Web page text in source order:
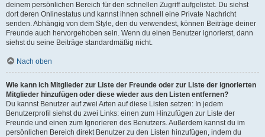
deinem persönlichen Bereich für den schnellen Zugriff aufgelistet. Du siehst
dort deren Onlinestatus und kannst ihnen schnell eine Private Nachricht
senden. Abhängig von dem Style, den du verwendest, können Beiträge deiner
Freunde auch hervorgehoben sein. Wenn du einen Benutzer ignorierst, dann
siehst du seine Beiträge standardmäßig nicht.
Nach oben
Wie kann ich Mitglieder zur Liste der Freunde oder zur Liste der ignorierten
Mitglieder hinzufügen oder diese wieder aus den Listen entfernen?
Du kannst Benutzer auf zwei Arten auf diese Listen setzen: In jedem
Benutzerprofil siehst du zwei Links: einen zum Hinzufügen zur Liste der
Freunde und einen zum Ignorieren des Benutzers. Außerdem kannst du im
persönlichen Bereich direkt Benutzer zu den Listen hinzufügen, indem du